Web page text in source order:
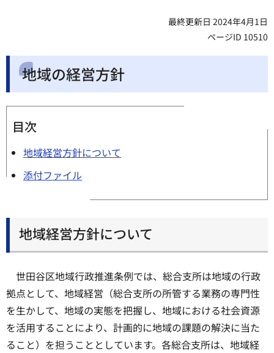
最終更新日 2024年4月1日
ページID 10510
地域の経営方針
目次
地域経営方針について
添付ファイル
地域経営方針について
世田谷区地域行政推進条例では、総合支所は地域の行政
拠点として、地域経営（総合支所の所管する業務の専門性
を生かして、地域の実態を把握し、地域における社会資源
を活用することにより、計画的に地域の課題の解決に当た
ること）を担うこととしています。各総合支所は、地域経